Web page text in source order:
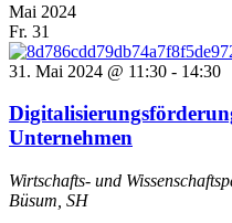
Mai 2024
Fr. 31
31. Mai 2024 @ 11:30 - 14:30
Unternehmen
Wirtschafts- und
Büsum, SH